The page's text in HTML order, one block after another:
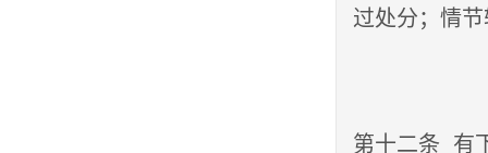
过处分；情
第十二条 有